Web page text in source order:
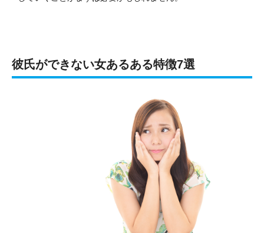
彼氏ができない女あるある特徴7選